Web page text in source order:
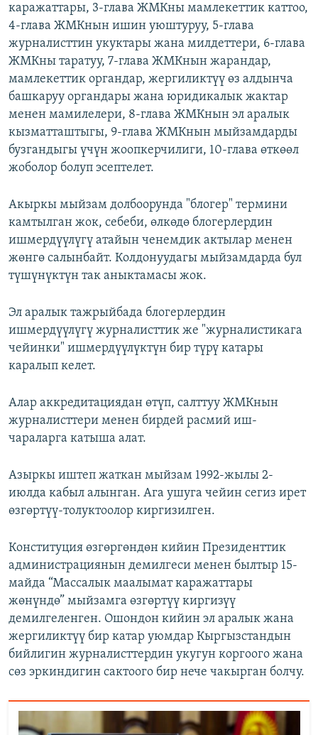
каражаттары, 3-глава ЖМКны мамлекеттик каттоо,
4-глава ЖМКнын ишин уюштуруу, 5-глава
журналисттин укуктары жана милдеттери, 6-глава
ЖМКны таратуу, 7-глава ЖМКнын жарандар,
мамлекеттик органдар, жергиликтүү өз алдынча
башкаруу органдары жана юридикалык жактар
менен мамилелери, 8-глава ЖМКнын эл аралык
кызматташтыгы, 9-глава ЖМКнын мыйзамдарды
бузгандыгы үчүн жоопкерчилиги, 10-глава өткөөл
жоболор болуп эсептелет.
Акыркы мыйзам долбоорунда "блогер" термини
камтылган жок, себеби, өлкөдө блогерлердин
ишмердүүлүгү атайын ченемдик актылар менен
жөнгө салынбайт. Колдонуудагы мыйзамдарда бул
түшүнүктүн так аныктамасы жок.
Эл аралык тажрыйбада блогерлердин
ишмердүүлүгү журналисттик же "журналистикага
чейинки" ишмердүүлүктүн бир түрү катары
каралып келет.
Алар аккредитациядан өтүп, салттуу ЖМКнын
журналисттери менен бирдей расмий иш-
чараларга катыша алат.
Азыркы иштеп жаткан мыйзам 1992-жылы 2-
июлда кабыл алынган. Ага ушуга чейин сегиз ирет
өзгөртүү-толуктоолор киргизилген.
Конституция өзгөргөндөн кийин Президенттик
администрациянын демилгеси менен былтыр 15-
майда “Массалык маалымат каражаттары
жөнүндө” мыйзамга өзгөртүү киргизүү
демилгеленген. Ошондон кийин эл аралык жана
жергиликтүү бир катар уюмдар Кыргызстандын
бийлигин журналисттердин укугун коргоого жана
сөз эркиндигин сактоого бир нече чакырган болчу.